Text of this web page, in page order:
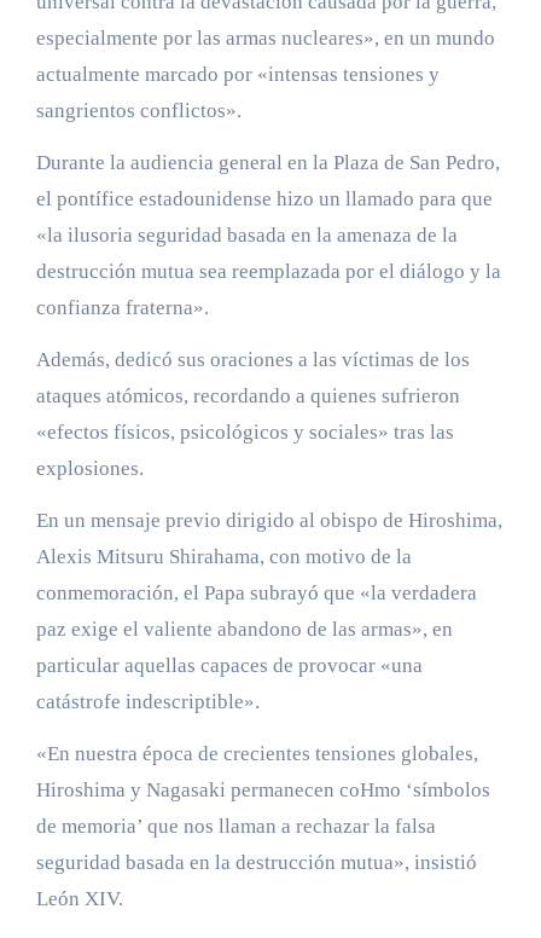
especialmente por las armas nucleares», en un mundo
actualmente marcado por «intensas tensiones y
sangrientos conflictos».
Durante la audiencia general en la Plaza de San Pedro,
el pontífice estadounidense hizo un llamado para que
«la ilusoria seguridad basada en la amenaza de la
destrucción mutua sea reemplazada por el diálogo y la
confianza fraterna».
Además, dedicó sus oraciones a las víctimas de los
ataques atómicos, recordando a quienes sufrieron
«efectos físicos, psicológicos y sociales» tras las
explosiones.
En un mensaje previo dirigido al obispo de Hiroshima,
Alexis Mitsuru Shirahama, con motivo de la
conmemoración, el Papa subrayó que «la verdadera
paz exige el valiente abandono de las armas», en
particular aquellas capaces de provocar «una
catástrofe indescriptible».
«En nuestra época de crecientes tensiones globales,
Hiroshima y Nagasaki permanecen coHmo ‘símbolos
de memoria’ que nos llaman a rechazar la falsa
seguridad basada en la destrucción mutua», insistió
León XIV.